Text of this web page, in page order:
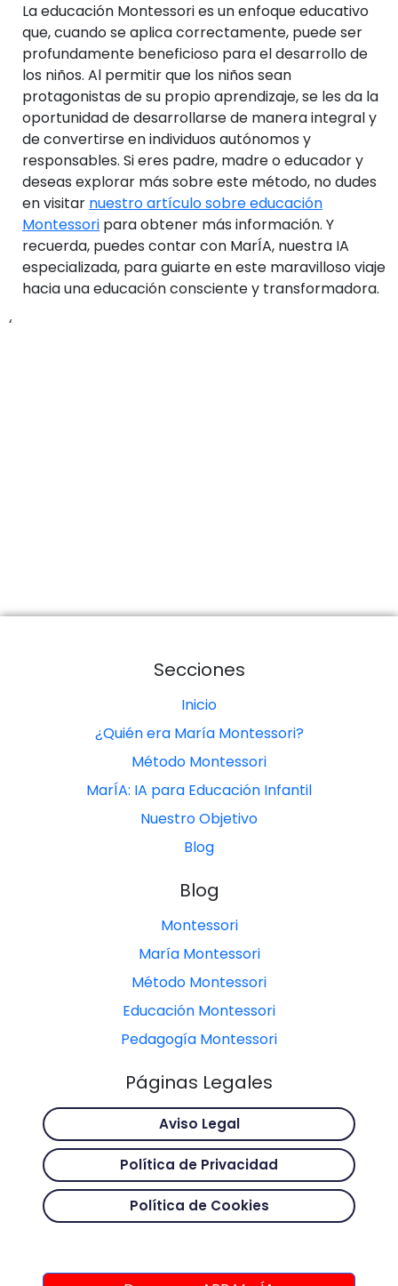
La educación Montessori es un enfoque educativo
que, cuando se aplica correctamente, puede ser
profundamente beneficioso para el desarrollo de
los niños. Al permitir que los niños sean
protagonistas de su propio aprendizaje, se les da la
oportunidad de desarrollarse de manera integral y
de convertirse en individuos autónomos y
responsables. Si eres padre, madre o educador y
deseas explorar más sobre este método, no dudes
en visitar nuestro artículo sobre educación
Montessori para obtener más información. Y
recuerda, puedes contar con MarÍA, nuestra IA
especializada, para guiarte en este maravilloso viaje
hacia una educación consciente y transformadora.
‘
Secciones
Inicio
¿Quién era María Montessori?
Método Montessori
MarÍA: IA para Educación Infantil
Nuestro Objetivo
Blog
Blog
Montessori
María Montessori
Método Montessori
Educación Montessori
Pedagogía Montessori
Páginas Legales
Aviso Legal
Política de Privacidad
Política de Cookies